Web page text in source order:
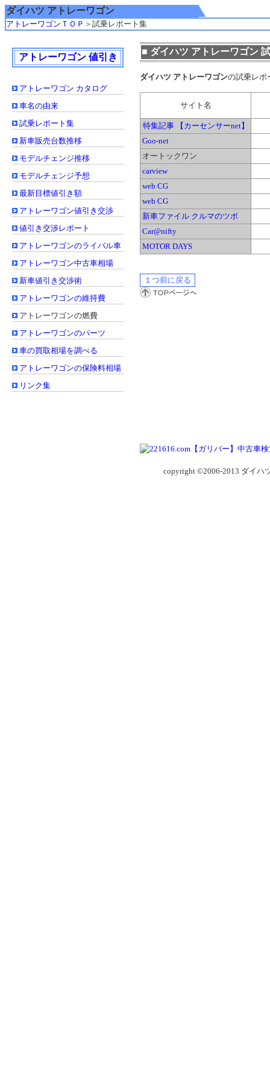
ダイハツ アトレーワゴン
アトレーワゴンＴＯＰ ＞ 試乗レポート集
アトレーワゴン 値引き
アトレーワゴン カタログ
車名の由来
試乗レポート集
新車販売台数推移
モデルチェンジ推移
モデルチェンジ予想
最新目標値引き額
アトレーワゴン値引き交渉
値引き交渉レポート
アトレーワゴンのライバル車
アトレーワゴン中古車相場
新車値引き交渉術
アトレーワゴンの維持費
アトレーワゴンの燃費
アトレーワゴンのパーツ
車の買取相場を調べる
アトレーワゴンの保険料相場
リンク集
■ ダイハツ アトレーワゴン
ダイハツ アトレーワゴンの試乗レポ
サイト名
特集記事 【カーセンサーnet】
Goo-net
オートックワン
carview
web CG
web CG
新車ファイル クルマのツボ
Car@nifty
MOTOR DAYS
copyright ©2006-2013 ダイハ